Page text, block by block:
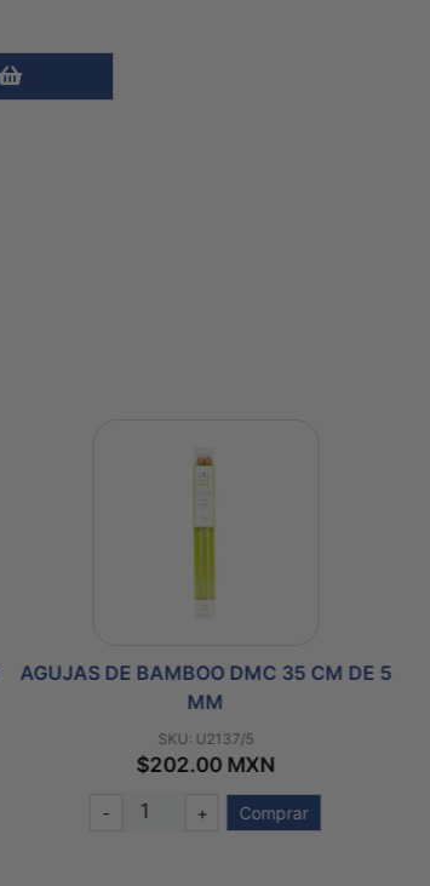
AGUJAS DE BAMBOO DMC 35 CM DE 5
MM
SKU: U2137/5
$202.00 MXN
- + Comprar